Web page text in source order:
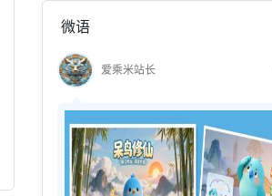
微语
爱乘米站长